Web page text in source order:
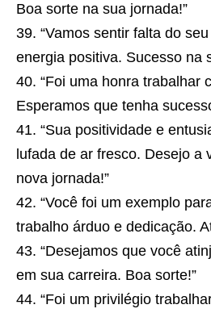
Boa sorte na sua jornada!”
“Vamos sentir falta do
energia positiva. Sucesso na
“Foi uma honra trabalhar
Esperamos que tenha
“Sua positividade e
lufada de ar fresco. Desejo a
nova jornada!”
“Você foi um exemplo
trabalho árduo e dedicação.
“Desejamos que você
em sua carreira. Boa sorte!”
“Foi um privilégio